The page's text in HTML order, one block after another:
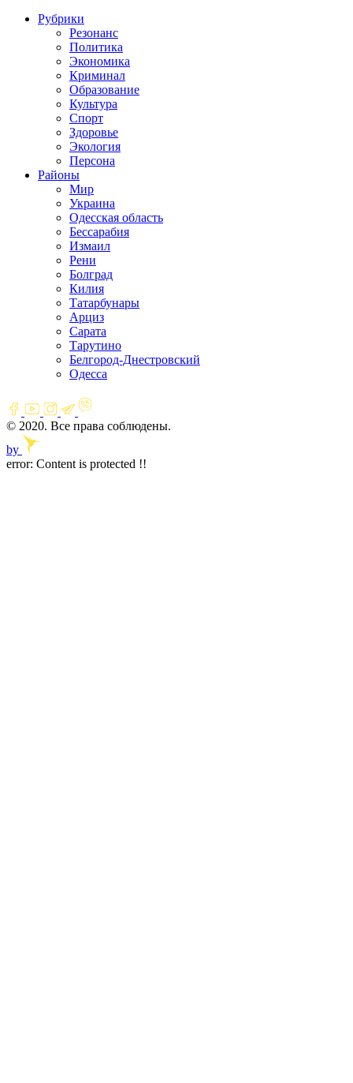
Рубрики
Резонанс
Политика
Экономика
Криминал
Образование
Культура
Спорт
Здоровье
Экология
Персона
Районы
Мир
Украина
Одесская область
Бессарабия
Измаил
Рени
Болград
Килия
Татарбунары
Арциз
Сарата
Тарутино
Белгород-Днестровский
Одесса
© 2020. Все права соблюдены.
by
error: Content is protected !!